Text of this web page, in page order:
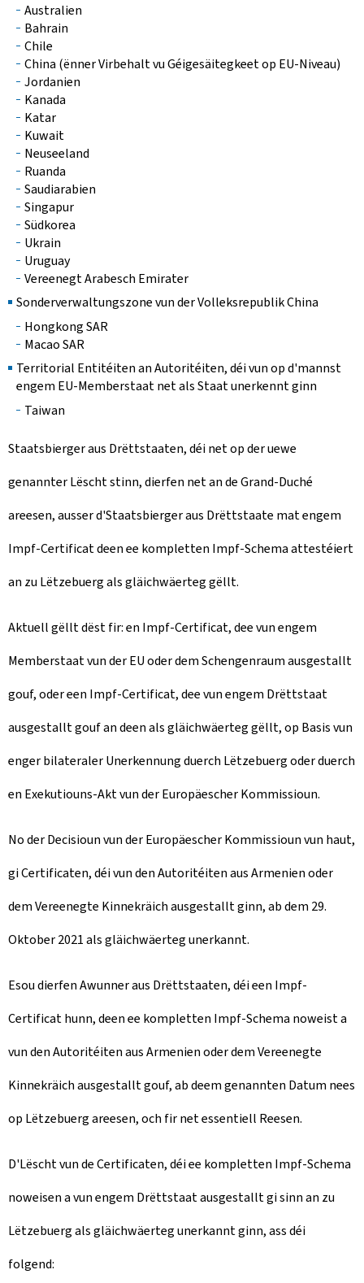
Australien
Bahrain
Chile
China (ënner Virbehalt vu Géigesäitegkeet op EU-Niveau)
Jordanien
Kanada
Katar
Kuwait
Neuseeland
Ruanda
Saudiarabien
Singapur
Südkorea
Ukrain
Uruguay
Vereenegt Arabesch Emirater
Sonderverwaltungszone vun der Volleksrepublik China
Hongkong SAR
Macao SAR
Territorial Entitéiten an Autoritéiten, déi vun op d'mannst
engem EU-Memberstaat net als Staat unerkennt ginn
Taiwan
Staatsbierger aus Drëttstaaten, déi net op der uewe
genannter Lëscht stinn, dierfen net an de Grand-Duché
areesen, ausser d'Staatsbierger aus Drëttstaate mat engem
Impf-Certificat deen ee kompletten Impf-Schema attestéiert
an zu Lëtzebuerg als gläichwäerteg gëllt.
Aktuell gëllt dëst fir: en Impf-Certificat, dee vun engem
Memberstaat vun der EU oder dem Schengenraum ausgestallt
gouf, oder een Impf-Certificat, dee vun engem Drëttstaat
ausgestallt gouf an deen als gläichwäerteg gëllt, op Basis vun
enger bilateraler Unerkennung duerch Lëtzebuerg oder duerch
en Exekutiouns-Akt vun der Europäescher Kommissioun.
No der Decisioun vun der Europäescher Kommissioun vun haut,
gi Certificaten, déi vun den Autoritéiten aus Armenien oder
dem Vereenegte Kinnekräich ausgestallt ginn, ab dem 29.
Oktober 2021 als gläichwäerteg unerkannt.
Esou dierfen Awunner aus Drëttstaaten, déi een Impf-
Certificat hunn, deen ee kompletten Impf-Schema noweist a
vun den Autoritéiten aus Armenien oder dem Vereenegte
Kinnekräich ausgestallt gouf, ab deem genannten Datum nees
op Lëtzebuerg areesen, och fir net essentiell Reesen.
D'Lëscht vun de Certificaten, déi ee kompletten Impf-Schema
noweisen a vun engem Drëttstaat ausgestallt gi sinn an zu
Lëtzebuerg als gläichwäerteg unerkannt ginn, ass déi
folgend: